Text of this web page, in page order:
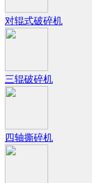
对辊式破碎机
三辊破碎机
四轴撕碎机